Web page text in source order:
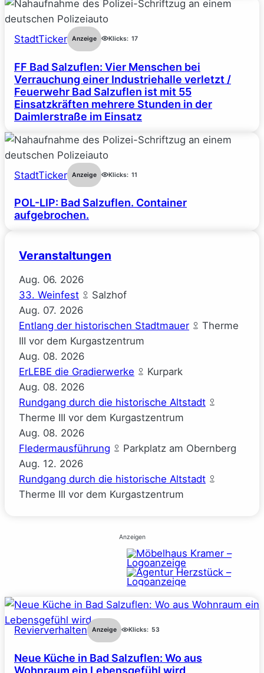
StadtTicker Anzeige Klicks: 17
FF Bad Salzuflen: Vier Menschen bei
Verrauchung einer Industriehalle verletzt /
Feuerwehr Bad Salzuflen ist mit 55
Einsatzkräften mehrere Stunden in der
Daimlerstraße im Einsatz
StadtTicker Anzeige Klicks: 11
POL-LIP: Bad Salzuflen. Container
aufgebrochen.
Veranstaltungen
Aug. 06. 2026
33. Weinfest
Salzhof
Aug. 07. 2026
Entlang der historischen Stadtmauer
Therme
III vor dem Kurgastzentrum
Aug. 08. 2026
ErLEBE die Gradierwerke
Kurpark
Aug. 08. 2026
Rundgang durch die historische Altstadt
Therme III vor dem Kurgastzentrum
Aug. 08. 2026
Fledermausführung
Parkplatz am Obernberg
Aug. 12. 2026
Rundgang durch die historische Altstadt
Therme III vor dem Kurgastzentrum
Anzeigen
Revierverhalten Anzeige Klicks: 53
Neue Küche in Bad Salzuflen: Wo aus
Wohnraum ein Lebensgefühl wird